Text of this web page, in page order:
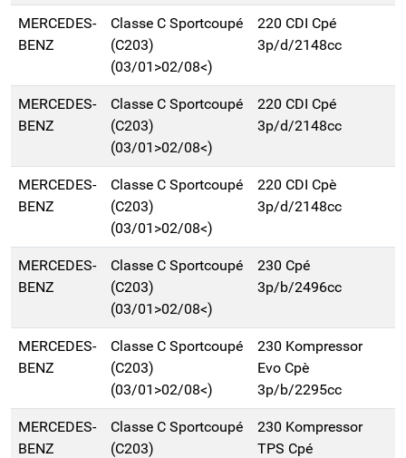
MERCEDES-
BENZ
Classe C Sportcoupé
(C203)
(03/01>02/08<)
220 CDI Cpé
3p/d/2148cc
MERCEDES-
BENZ
Classe C Sportcoupé
(C203)
(03/01>02/08<)
220 CDI Cpé
3p/d/2148cc
MERCEDES-
BENZ
Classe C Sportcoupé
(C203)
(03/01>02/08<)
220 CDI Cpè
3p/d/2148cc
MERCEDES-
BENZ
Classe C Sportcoupé
(C203)
(03/01>02/08<)
230 Cpé
3p/b/2496cc
MERCEDES-
BENZ
Classe C Sportcoupé
(C203)
(03/01>02/08<)
230 Kompressor
Evo Cpè
3p/b/2295cc
MERCEDES-
BENZ
Classe C Sportcoupé
(C203)
230 Kompressor
TPS Cpé